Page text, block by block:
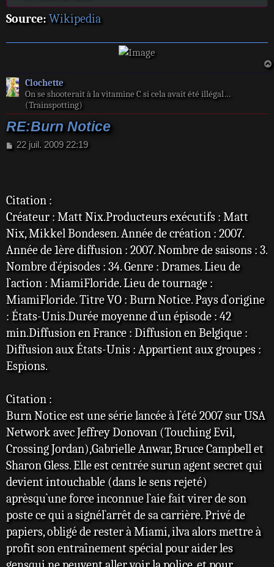
Source: Wikipedia
Clochette
On se shooterait à la vitamine C si cela avait été illégal…
(Trainspotting)
RE:Burn Notice
M
g
22 juil. 2009 22:19
Citation :
Créateur : Matt Nix.Producteurs exécutifs : Matt
Nix, Mikkel Bondesen. Année de création : 2007.
Année de 1ère diffusion : 2007. Nombre de saisons : 3.
Nombre d`épisodes : 34. Genre : Drames. Lieu de
l`action : MiamiFloride. Lieu de tournage :
MiamiFloride. Titre VO : Burn Notice. Pays d`origine
: États-Unis.Durée moyenne d`un épisode : 42
min.Diffusion en France : Diffusion en Belgique :
Diffusion aux États-Unis : Appartient aux groupes :
Espions.
Citation :
Burn Notice est une série lancée à l`été 2007 sur USA
Network avec Jeffrey Donovan (Touching Evil,
Crossing Jordan),Gabrielle Anwar, Bruce Campbell et
Sharon Gless. Elle est centrée surun agent secret qui
devient intouchable (dans le sens rejeté)
aprèsqu`une force inconnue l`aie fait virer de son
poste ce qui a signél`arrêt de sa carrière. Privé de
papiers, obligé de rester à Miami, ilva alors mettre à
profit son entraînement spécial pour aider les